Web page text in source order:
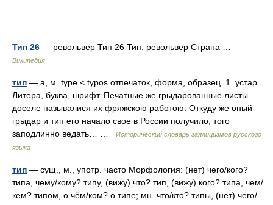
Тип 26 — револьвер Тип 26 Тип: револьвер Страна …
Википедия
тип — а, м. type < typos отпечаток, форма, образец. 1. устар.
Литера, буква, шрифт. Печатные же грыдарованные листы
доселе называлися их фряжскою работою. Откуду же оный
грыдар и тип его начало свое в России получило, того
заподлинно ведать… …
Исторический словарь галлицизмов русского
языка
тип — сущ., м., употр. часто Морфология: (нет) чего/кого?
типа, чему/кому? типу, (вижу) что? тип, (вижу) кого? типа, чем/
кем? типом, о чём/ком? о типе; мн. что/кто? типы, (нет) чего/